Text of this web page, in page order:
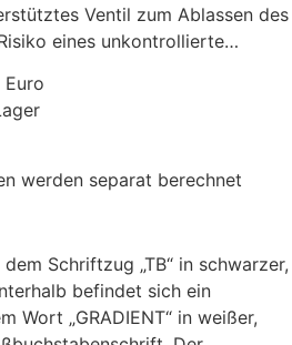
Ventil zum Ablassen des
eines unkontrollierte…
Euro
werden separat berechnet